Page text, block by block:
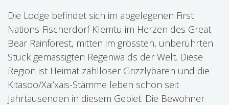
Die Lodge befindet sich im abgelegenen First
Nations-Fischerdorf Klemtu im Herzen des Great
Bear Rainforest, mitten im grössten, unberührten
Stück gemässigten Regenwalds der Welt. Diese
Region ist Heimat zahlloser Grizzlybären und die
Kitasoo/Xai’xais-Stämme leben schon seit
Jahrtausenden in diesem Gebiet. Die Bewohner